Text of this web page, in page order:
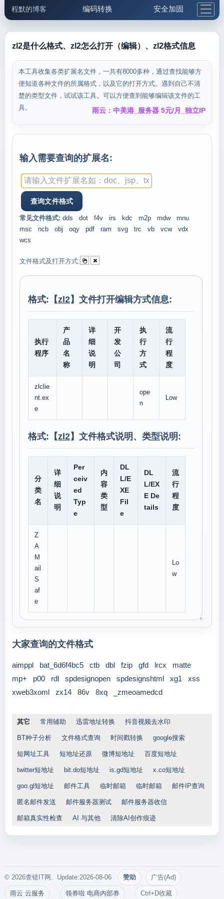
程默的博客 编码转换 安全加固
邮件工具 生活便民 更多工具
5.1支付宝大红包
zl2是什么格式、zl2怎么打开（编辑）、zl2格式信息
本工具收集各类扩展名文件，一共有8000多种，通过查找能够方
便知道各种文件的所属格式，以及它的打开方式。遇到自己不清
楚的类型文件，试试该工具。可以方便查到能够编辑该文件的工
具。
雨云：中美港_服务器 5元/月_独立IP
输入需要查询的扩展名:
常见文件格式: dds dot f4v irs kdc m2p mdw
mnu
msc
ncb obj oqy pdf ram svg trc vb vcw
vdx
wcs
文件格式及打开方式:
格式:【zl2】文件打开编辑方式信息:
执行
程序
产
品
名
称
详
细
说
明
开
发
公
司
执
行
方
式
流
行
程
度
zlclie
nt.ex
e
ope
n
Low
格式:【zl2】文件格式说明、类型说明:
分
类
名
详
细
说
明
Per
ceiv
ed
Typ
e
内
容
类
型
DL
L/E
XE
Fil
e
DL
L/EX
E De
tails
流
行
程
度
Z
A
M
ail
S
af
e
Lo
w
大家查询的文件格式
aimppl bat_6d6f4bc5 ctb dbl fzip gfd lrcx
matte
mp+
p00 rdl spdesignopen spdesignshtml xg1
xss
xweb3xoml
zx14 86v 8xq _zmeoamedcd
其它 常用辅助 迅雷地址转换 抖音视频去水印
BT种子分析 文件格式查询 时间戳转换 google搜索
短网址工具 短地址还原 微博短地址 百度短地址
twitter短地址 bit.do短地址 is.gd短地址 x.co短地址
goo.gl短地址 邮件工具 临时邮箱 临时邮箱 邮件IP查询
匿名邮件发送 邮件服务器测试 邮件服务器收信
邮箱真实性检查 AI 与其他 清除AI创作痕迹
© 2026查错IT网. Update:2026-08-06 赞助 广告(Ad)
雨云 云服务 领券啦 电商内部券 Ctrl+D收藏